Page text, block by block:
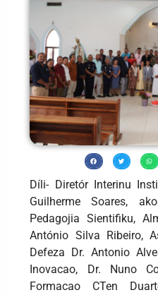
Díli- Diretór Interinu
Guilherme Soares,
Pedagojia Sientifiku,
António Silva Ribeiro,
Defeza Dr. Antonio
Inovacao, Dr. Nuno
Formacao CTen